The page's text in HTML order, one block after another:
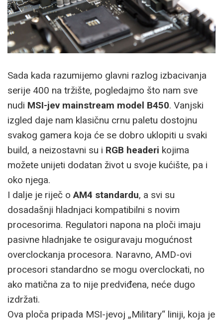
Sada kada razumijemo glavni razlog izbacivanja
serije 400 na tržište, pogledajmo što nam sve
nudi MSI-jev mainstream model B450. Vanjski
izgled daje nam klasičnu crnu paletu dostojnu
svakog gamera koja će se dobro uklopiti u svaki
build, a neizostavni su i RGB headeri kojima
možete unijeti dodatan život u svoje kućište, pa i
oko njega.
I dalje je riječ oAM4 standardu, a svi su
dosadašnji hladnjaci kompatibilni s novim
procesorima. Regulatori napona na ploči imaju
pasivne hladnjake te osiguravaju mogućnost
overclockanja procesora. Naravno, AMD-ovi
procesori standardno se mogu overclockati, no
ako matična za to nije predviđena, neće dugo
izdržati.
Ova ploča pripada MSI-jevoj „Military“ liniji, koja je